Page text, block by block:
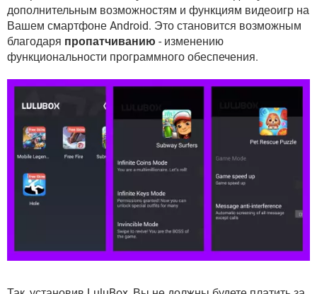
GOOGLE
YANDEX
дополнительным возможностям и функциям видеоигр на
Вашем смартфоне Android. Это становится возможным
благодаря пропатчиванию - изменению
функциональности программного обеспечения.